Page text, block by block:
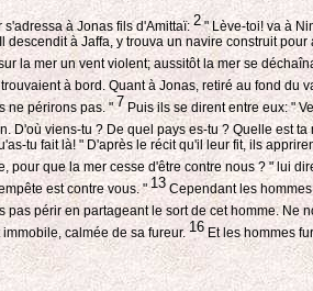
à Jonas fils d'Amittaï: 2" Lève-toi! va à
descendit à Jaffa, y trouva un navire construit
la mer un vent violent; aussitôt la mer se
à bord. Quant à Jonas, retiré au fond du
ne périrons pas. "7 Puis ils se dirent entre eux: "
D'où viens-tu ? De quel pays es-tu ? Quelle est
tu fait là! " D'après le récit qu'il leur fit, ils
pour que la mer cesse d'être contre nous ? " lui
est contre vous. "13 Cependant les
pas périr en partageant le sort de cet homme.
immobile, calmée de sa fureur.16 Et les hommes